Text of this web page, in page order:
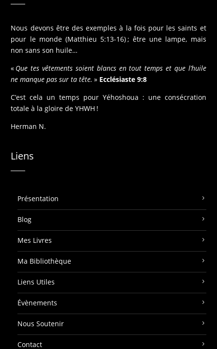
Nous devons être des exemples à la fois pour les saints et
pour le monde (Matthieu 5:13-16) ; être une lampe, mais
non sans son huile…
« Que tes vêtements soient blancs en tout temps et que l’huile
ne manque pas sur ta tête. » Ecclésiaste 9:8
C’est cela un temps pour Yéhoshoua : une consécration
totale à la gloire de YHWH !
Herman N.
Liens
Présentation
Blog
Mes Livres
Ma Bibliothèque
Liens Utiles
Évènements
Nous Soutenir
Contact